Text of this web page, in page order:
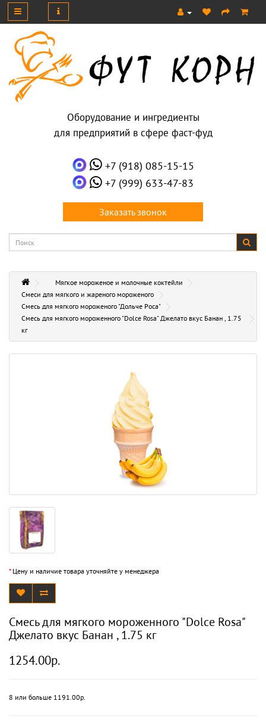
Оборудование и ингредиенты
для предприятий в сфере фаст-фуд
+7 (918) 085-15-15
+7 (999) 633-47-83
Заказать звонок
Мягкое мороженое и молочные коктейли
Смеси для мягкого и жареного мороженого
Смесь для мягкого мороженого "Дольче Роса"
Смесь для мягкого мороженного "Dolce Rosa" Джелато вкус Банан , 1.75
кг
*Цену и наличие товара уточняйте у менеджера
Смесь для мягкого мороженного "Dolce Rosa"
Джелато вкус Банан , 1.75 кг
1254.00р.
8 или больше 1191.00р.